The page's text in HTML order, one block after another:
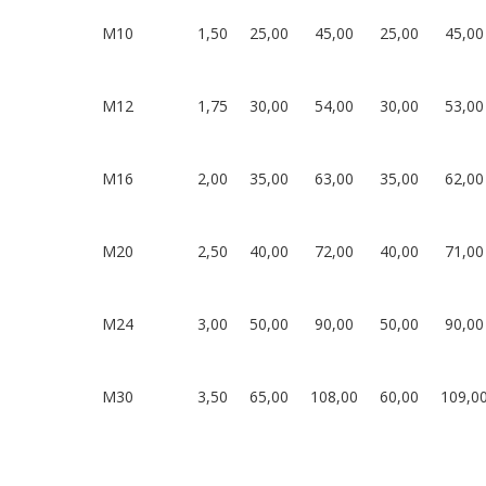
M10 1,50 25,00 45,00 25,00 45,00
M12 1,75 30,00 54,00 30,00 53,00
M16 2,00 35,00 63,00 35,00 62,00
M20 2,50 40,00 72,00 40,00 71,00
M24 3,00 50,00 90,00 50,00 90,00
M30 3,50 65,00 108,00 60,00